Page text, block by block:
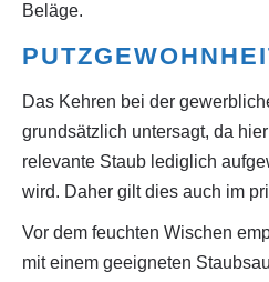
Beläge.
Das Kehren bei der
grundsätzlich untersagt, da
relevante Staub lediglich
wird. Daher gilt dies auch im
Vor dem feuchten Wischen
mit einem geeigneten